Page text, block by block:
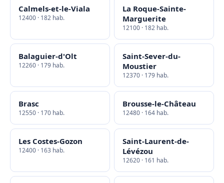
Calmels-et-le-Viala
12400 · 182 hab.
La Roque-Sainte-
Marguerite
12100 · 182 hab.
Balaguier-d'Olt
12260 · 179 hab.
Saint-Sever-du-
Moustier
12370 · 179 hab.
Brasc
12550 · 170 hab.
Brousse-le-Château
12480 · 164 hab.
Les Costes-Gozon
12400 · 163 hab.
Saint-Laurent-de-
Lévézou
12620 · 161 hab.